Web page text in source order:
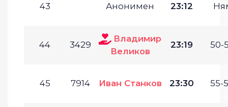
43 Анонимен 23:12
44 3429
Владимир
Великов
23:19 50-
45 7914 Иван Станков 23:30 55-